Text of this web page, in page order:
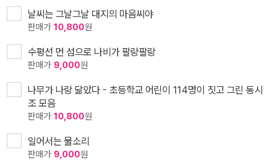
날씨는 그날그날 대지의 마음씨야
판매가 10,800원
수평선 먼 섬으로 나비가 팔랑팔랑
판매가 9,000원
나무가 나랑 닮았다 - 초등학교 어린이 114명이 짓고 그린 동시
조 모음
판매가 10,800원
일어서는 물소리
판매가 9,000원